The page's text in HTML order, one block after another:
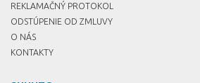
REKLAMAČNÝ PROTOKOL
ODSTÚPENIE OD ZMLUVY
O NÁS
KONTAKTY